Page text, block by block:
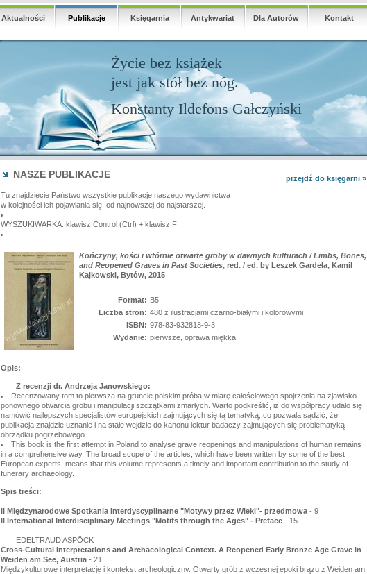
Aktualności Publikacje Księgarnia Antykwariat Dla Autorów Kontakt
Życie bez książek
jest jak stół bez nóg.
Konstanty Ildefons Gałczyński
NASZE PUBLIKACJE
przejdź do księgarni »
Tu znajdziecie Państwo wszystkie publikacje naszego wydawnictwa
w kolejności ich pojawiania się: od najnowszej do najstarszej.
WYSZUKIWARKA: klawisz Control (Ctrl) + klawisz F
Kończyny, kości i wtórnie otwarte groby w dawnych kulturach / Limbs, Bones,
and Reopened Graves in Past Societies, red. / ed. by Leszek Gardeła, Kamil
Kajkowski, Bytów, 2015
Format: B5
Liczba stron: 480 z ilustracjami czarno-białymi i kolorowymi
ISBN: 978-83-932818-9-3
Wydanie: pierwsze, oprawa miękka
Opis:
Z recenzji dr. Andrzeja Janowskiego:
Recenzowany tom to pierwsza na gruncie polskim próba w miarę całościowego spojrzenia na zjawisko
ponownego otwarcia grobu i manipulacji szczątkami zmarłych. Warto podkreślić, iż do współpracy udało się
namówić najlepszych specjalistów europejskich zajmujących się tą tematyką, co pozwala sądzić, że
publikacja znajdzie uznanie i na stałe wejdzie do kanonu lektur badaczy zajmujących się problematyką
obrządku pogrzebowego.
This book is the first attempt in Poland to analyse grave reopenings and manipulations of human remains
in a comprehensive way. The broad scope of the articles, which have been written by some of the best
European experts, means that this volume represents a timely and important contribution to the study of
funerary archaeology.
Spis treści:
II Międzynarodowe Spotkania Interdyscyplinarne "Motywy przez Wieki"- przedmowa- 9
II International Interdisciplinary Meetings "Motifs through the Ages" - Preface- 15
EDELTRAUD ASPÖCK
Cross-Cultural Interpretations and Archaeological Context. A Reopened Early Bronze Age Grave in
Weiden am See, Austria- 21
Międzykulturowe interpretacje i kontekst archeologiczny. Otwarty grób z wczesnej epoki brązu z Weiden am